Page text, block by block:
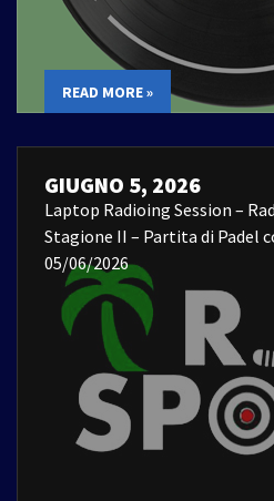
READ MORE »
GIUGNO 5, 2026
Laptop Radioing Session –
Stagione II – Partita di Padel
05/06/2026